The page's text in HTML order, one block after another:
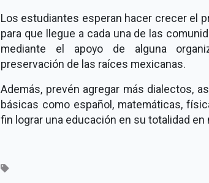
Los estudiantes esperan hacer crecer el
para que llegue a cada una de las
mediante el apoyo de alguna
preservación de las raíces mexicanas.
Además, prevén agregar más dialectos,
básicas como español, matemáticas,
fin lograr una educación en su totalidad en